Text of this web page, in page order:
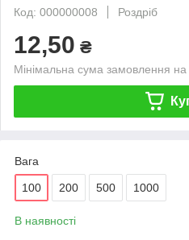
Код: 000000008
Роздріб
12,50 ₴
Мінімальна сума замовлення
Вага
100 200 500 1000
В наявності